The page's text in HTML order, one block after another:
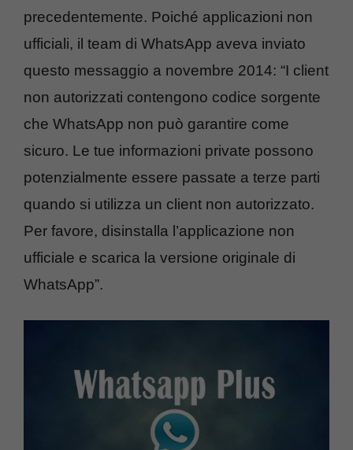
precedentemente. Poiché applicazioni non
ufficiali, il team di WhatsApp aveva inviato
questo messaggio a novembre 2014: “I client
non autorizzati contengono codice sorgente
che WhatsApp non può garantire come
sicuro. Le tue informazioni private possono
potenzialmente essere passate a terze parti
quando si utilizza un client non autorizzato.
Per favore, disinstalla l’applicazione non
ufficiale e scarica la versione originale di
WhatsApp”.